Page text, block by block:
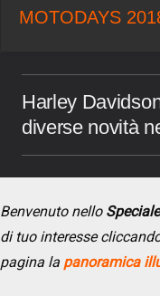
MOTODAYS
Harley
diverse novità
Benvenuto nello
di tuo interesse
pagina la panoramica